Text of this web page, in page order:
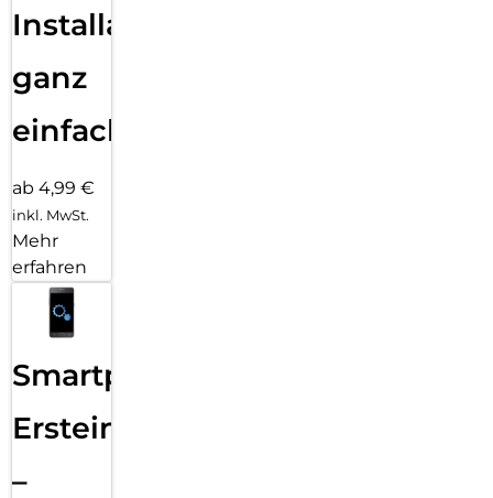
Installation
ganz
einfach
ab 4,99 €
inkl. MwSt.
Mehr
erfahren
Smartphone
Ersteinrichtung
–